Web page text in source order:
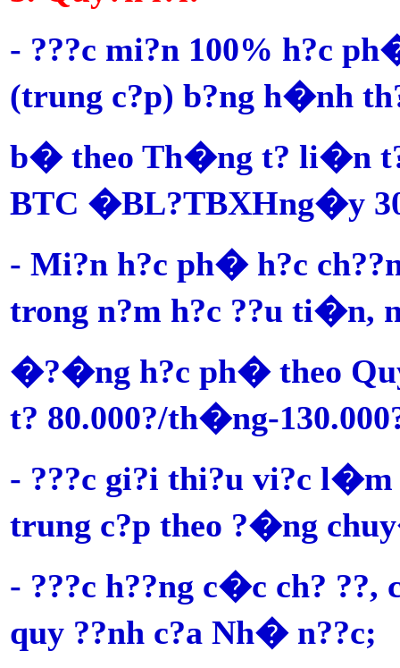
- ???c mi?n 100% h?c
(trung c?p) b?ng h�nh
b� theo Th�ng t? li�n
BTC �BL?TBXHng�y
- Mi?n h?c ph� h?c
trong n?m h?c ??u ti�n,
�?�ng h?c ph� theo
t? 80.000?/th�ng-
- ???c gi?i thi?u vi?c
trung c?p theo ?�ng
- ???c h??ng c�c ch?
quy ??nh c?a Nh� n??c;